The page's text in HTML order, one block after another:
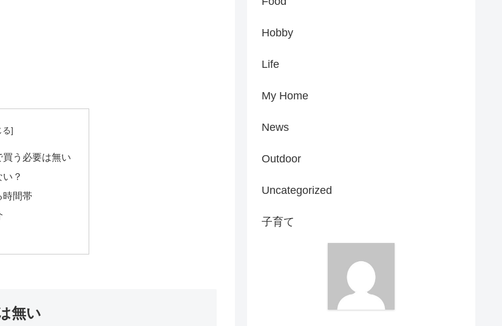
買う必要は無い
？
時間帯
無い
Hobby
Life
My Home
News
Outdoor
Uncategorized
子育て